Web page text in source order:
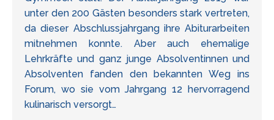
unter den 200 Gästen besonders stark vertreten,
da dieser Abschlussjahrgang ihre Abiturarbeiten
mitnehmen konnte. Aber auch ehemalige
Lehrkräfte und ganz junge Absolventinnen und
Absolventen fanden den bekannten Weg ins
Forum, wo sie vom Jahrgang 12 hervorragend
kulinarisch versorgt…